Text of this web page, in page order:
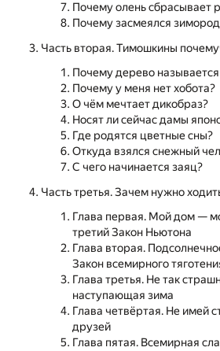
Почему олень сбрасывает
Почему засмеялся
Часть вторая. Тимошкины
Почему дерево называется
Почему у меня нет хобота?
О чём мечтает дикобраз?
Носят ли сейчас дамы
Где родятся цветные сны?
Откуда взялся снежный
С чего начинается заяц?
Часть третья. Зачем нужно
Глава первая. Мой дом —
третий Закон Ньютона
Глава вторая.
Закон всемирного
Глава третья. Не так
наступающая зима
Глава четвёртая. Не имей
друзей
Глава пятая. Всемирная